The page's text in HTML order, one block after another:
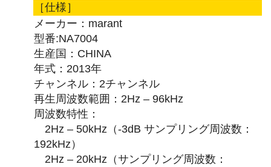
［仕様］
メーカー：marant
型番:NA7004
生産国：CHINA
年式：2013年
チャンネル：2チャンネル
再生周波数範囲：2Hz – 96kHz
周波数特性：
2Hz – 50kHz（-3dB サンプリング周波数：
192kHz）
2Hz – 20kHz（サンプリング周波数：